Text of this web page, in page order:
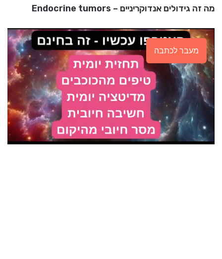
מה זה גידולים אנדוקריניים – Endocrine tumors
מעבר לכתבה